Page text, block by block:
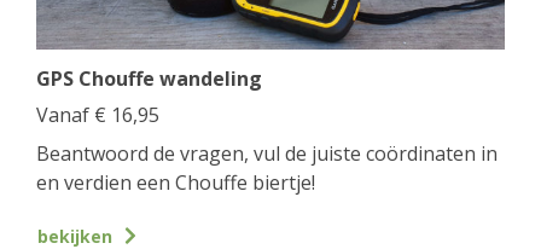
GPS Chouffe wandeling
Vanaf € 16,95
Beantwoord de vragen, vul de juiste coördinaten in
en verdien een Chouffe biertje!
bekijken